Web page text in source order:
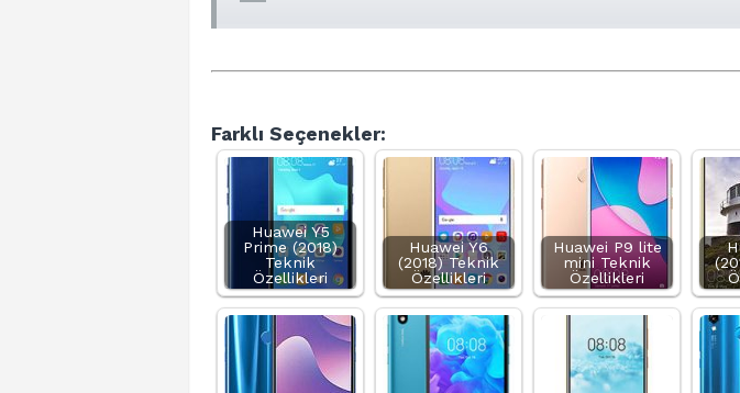
Farklı Seçenekler:
Huawei Y5
Prime (2018)
Teknik
Özellikleri
Huawei Y6
(2018) Teknik
Özellikleri
Huawei P9 lite
mini Teknik
Özellikleri